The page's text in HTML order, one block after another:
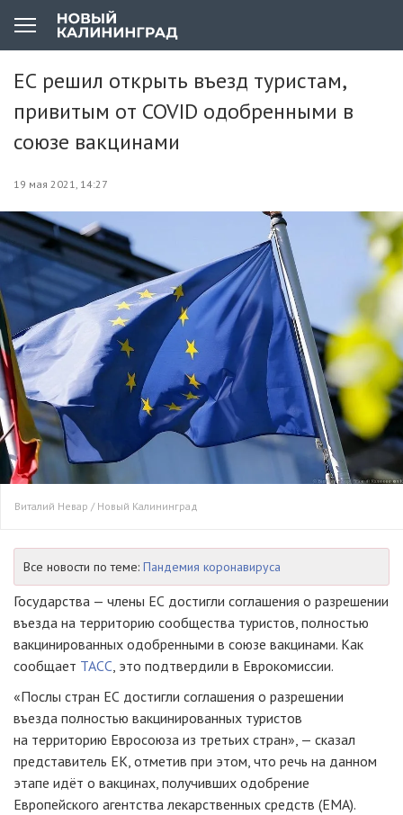
ЕС решил открыть въезд туристам,
привитым от COVID одобренными в
союзе вакцинами
19 мая 2021, 14:27
Виталий Невар / Новый Калининград
Все новости по теме: Пандемия коронавируса
Государства — члены ЕС достигли соглашения о разрешении
въезда на территорию сообщества туристов, полностью
вакцинированных одобренными в союзе вакцинами. Как
сообщает ТАСС, это подтвердили в Еврокомиссии.
«Послы стран ЕС достигли соглашения о разрешении
въезда полностью вакцинированных туристов
на территорию Евросоюза из третьих стран», — сказал
представитель ЕК, отметив при этом, что речь на данном
этапе идёт о вакцинах, получивших одобрение
Европейского агентства лекарственных средств (ЕМА).